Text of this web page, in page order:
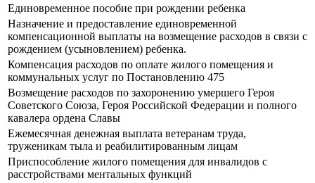
Единовременное пособие при рождении ребенка
Назначение и предоставление единовременной
компенсационной выплаты на возмещение расходов в связи с
рождением (усыновлением) ребенка.
Компенсация расходов по оплате жилого помещения и
коммунальных услуг по Постановлению 475
Возмещение расходов по захоронению умершего Героя
Советского Союза, Героя Российской Федерации и полного
кавалера ордена Славы
Ежемесячная денежная выплата ветеранам труда,
труженикам тыла и реабилитированным лицам
Приспособление жилого помещения для инвалидов с
расстройствами ментальных функций